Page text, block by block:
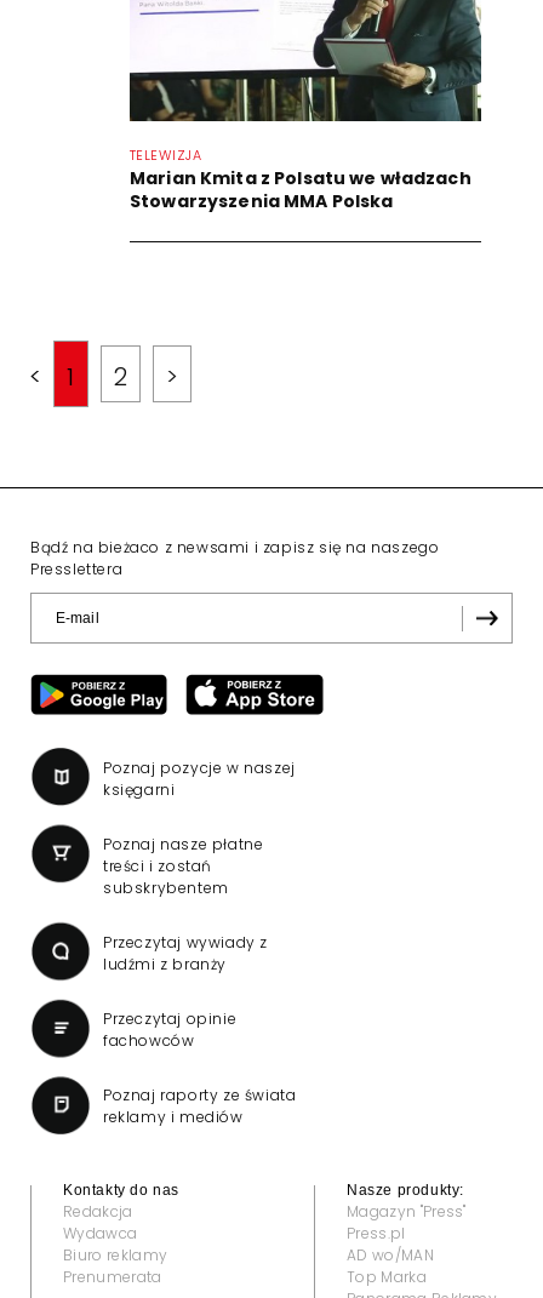
TELEWIZJA
Marian Kmita z Polsatu we władzach
Stowarzyszenia MMA Polska
< 1 2 >
Bądź na bieżaco z newsami i zapisz się na naszego
Presslettera
Poznaj pozycje w naszej
księgarni
Poznaj nasze płatne
treści i zostań
subskrybentem
Przeczytaj wywiady z
ludźmi z branży
Przeczytaj opinie
fachowców
Poznaj raporty ze świata
reklamy i mediów
Kontakty do nas
Redakcja
Wydawca
Biuro reklamy
Prenumerata
Nasze produkty:
Magazyn "Press"
Press.pl
AD wo/MAN
Top Marka